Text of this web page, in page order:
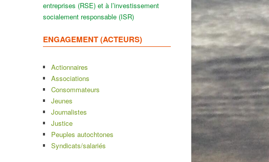
entreprises (RSE) et à l’investissement
socialement responsable (ISR)
ENGAGEMENT (ACTEURS)
Actionnaires
Associations
Consommateurs
Jeunes
Journalistes
Justice
Peuples autochtones
Syndicats/salariés